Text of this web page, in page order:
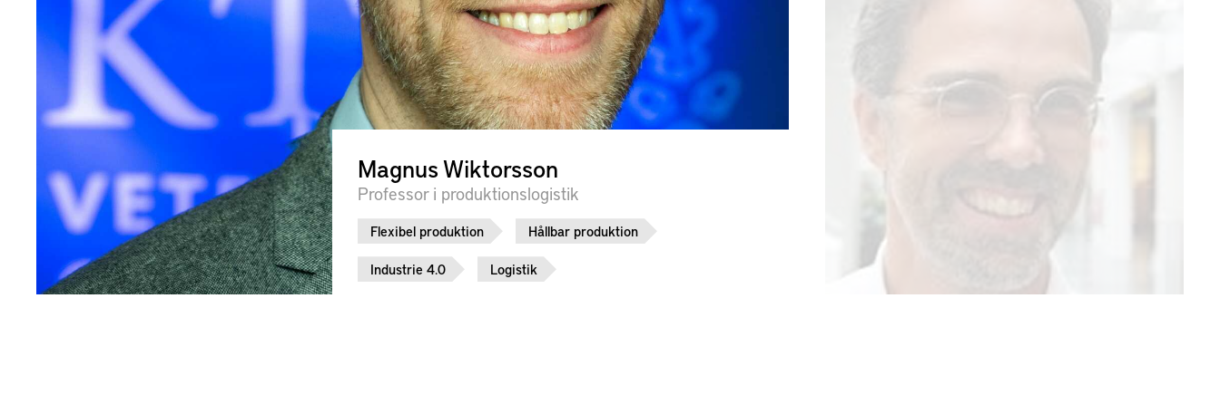
Magnus Wiktorsson
Professor i produktionslogistik
Flexibel produktion Hållbar produktion
Industrie 4.0 Logistik